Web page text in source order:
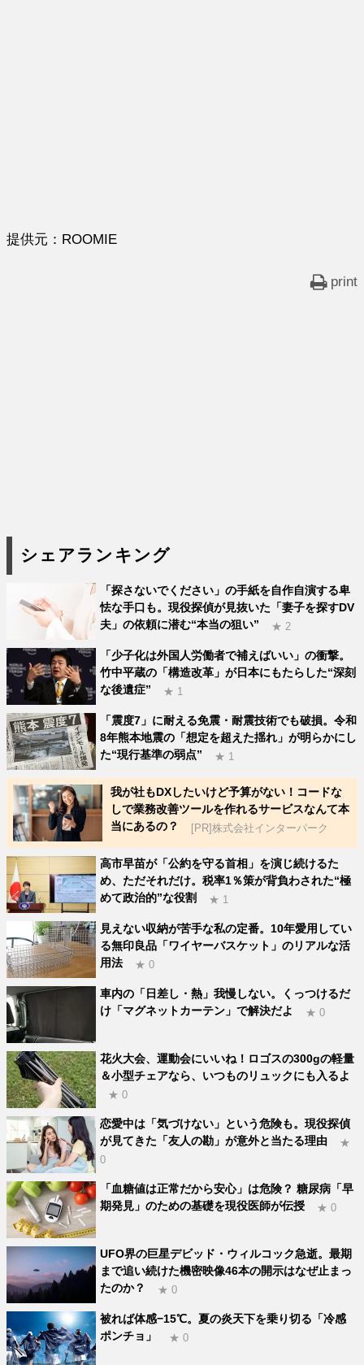
提供元：ROOMIE
print
シェアランキング
「探さないでください」の手紙を自作自演する卑
怯な手口も。現役探偵が見抜いた「妻子を探すDV
夫」の依頼に潜む“本当の狙い”
★ 2
「少子化は外国人労働者で補えばいい」の衝撃。
竹中平蔵の「構造改革」が日本にもたらした“深刻
な後遺症”
★ 1
「震度7」に耐える免震・耐震技術でも破損。令和
8年熊本地震の「想定を超えた揺れ」が明らかにし
た“現行基準の弱点”
★ 1
我が社もDXしたいけど予算がない！コードな
しで業務改善ツールを作れるサービスなんて本
当にあるの？
[PR]株式会社インターパーク
高市早苗が「公約を守る首相」を演じ続けるた
め、ただそれだけ。税率1％策が背負わされた“極
めて政治的”な役割
★ 1
見えない収納が苦手な私の定番。10年愛用してい
る無印良品「ワイヤーバスケット」のリアルな活
用法
★ 0
車内の「日差し・熱」我慢しない。くっつけるだ
け「マグネットカーテン」で解決だよ
★ 0
花火大会、運動会にいいね！ロゴスの300gの軽量
＆小型チェアなら、いつものリュックにも入るよ
★ 0
恋愛中は「気づけない」という危険も。現役探偵
が見てきた「友人の勘」が意外と当たる理由
★
0
「血糖値は正常だから安心」は危険？ 糖尿病「早
期発見」のための基礎を現役医師が伝授
★ 0
UFO界の巨星デビッド・ウィルコック急逝。最期
まで追い続けた機密映像46本の開示はなぜ止まっ
たのか？
★ 0
被れば体感−15℃。夏の炎天下を乗り切る「冷感
ポンチョ」
★ 0